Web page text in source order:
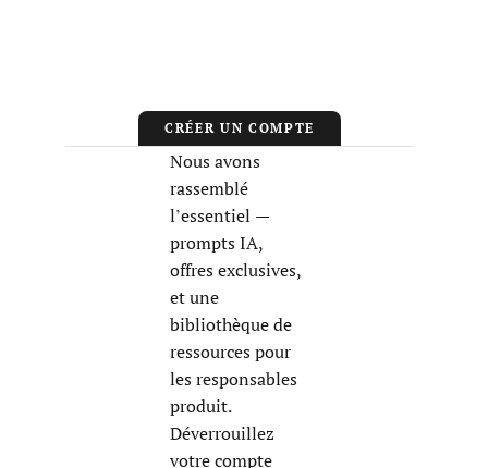
CRÉER UN COMPTE
Nous avons
rassemblé
l’essentiel —
prompts IA,
offres exclusives,
et une
bibliothèque de
ressources pour
les responsables
produit.
Déverrouillez
votre compte